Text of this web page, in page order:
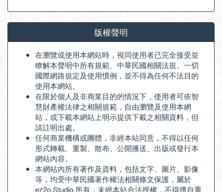
版權聲明
在瀏覽或使用本網站時，視同使用者已完全接受並
瞭解本聲明中所有規範、中華民國相關法規、一切
國際網路規定及使用慣例，並不得為任何不法目的
使用本網站。
在限於個人及非商業目的的情況下，使用者可依智
慧財產權法律之相關規範，自由瀏覽及使用本網
站，或下載本網站上明示提供下載之相關資料，但
請註明出處。
任何商業機構或團體，非經本站同意，不得以任何
形式轉載、重製、散布、公開播送、出版或發行本
網站內容。
本網站內所有著作及資料，包括文字、圖片、影像
等，均受中華民國著作權法相關條文保護，屬於
ez2o Studio 所有，未經本站合法授權，不得擅自重